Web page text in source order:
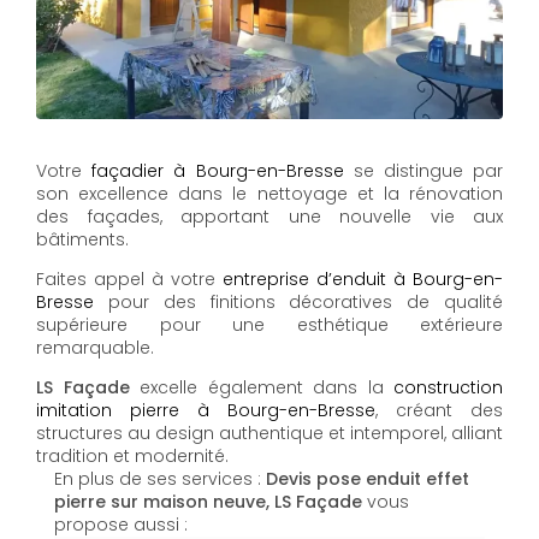
Votrefaçadier à Bourg-en-Bresse se distingue par
son excellence dans le nettoyage et la rénovation
des façades, apportant une nouvelle vie aux
bâtiments.
Faites appel à votre entreprise d’enduit à Bourg-en-
Bresse pour des finitions décoratives de qualité
supérieure pour une esthétique extérieure
remarquable.
LS Façadeexcelle également dans la construction
imitation pierre à Bourg-en-Bresse, créant des
structures au design authentique et intemporel, alliant
tradition et modernité.
En plus de ses services : Devis pose enduit effet
pierre sur maison neuve, LS Façade vous
propose aussi :